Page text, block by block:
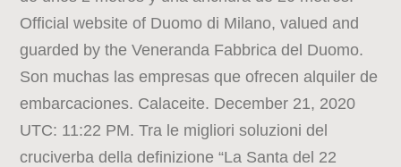
Official website of Duomo di Milano, valued and
guarded by the Veneranda Fabbrica del Duomo.
Son muchas las empresas que ofrecen alquiler de
embarcaciones. Calaceite. December 21, 2020
UTC: 11:22 PM. Tra le migliori soluzioni del
cruciverba della definizione “La Santa del 22